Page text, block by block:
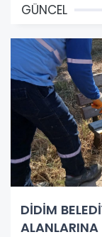
GÜNCEL
DİDİM
ALANLARINA